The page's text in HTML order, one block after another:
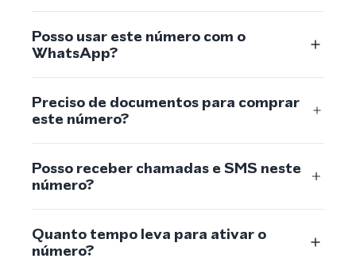
Posso usar este número com o
WhatsApp?
Preciso de documentos para comprar
este número?
Posso receber chamadas e SMS neste
número?
Quanto tempo leva para ativar o
número?